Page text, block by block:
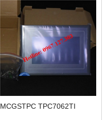
MCGSTPC TPC7062TI